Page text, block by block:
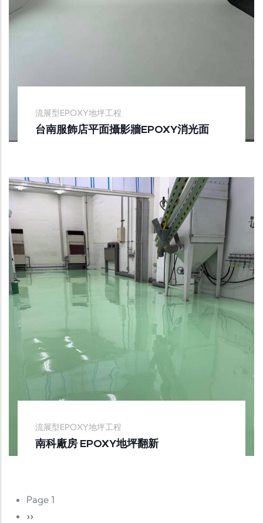
流展型EPOXY地坪工程
台南服飾店平面攝影牆EPOXY消光面
流展型EPOXY地坪工程
南科廠房 EPOXY地坪翻新
Pagination
Page 1
Next page
››